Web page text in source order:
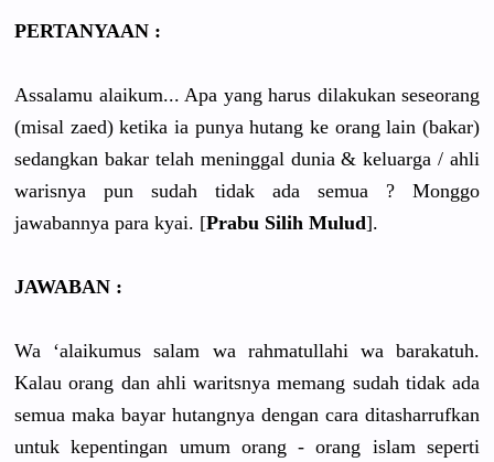
PERTANYAAN :
Assalamu alaikum... Apa yang harus dilakukan seseorang
(misal zaed) ketika ia punya hutang ke orang lain (bakar)
sedangkan bakar telah meninggal dunia & keluarga / ahli
warisnya pun sudah tidak ada semua ? Monggo
jawabannya para kyai. [Prabu Silih Mulud].
JAWABAN :
Wa ‘alaikumus salam wa rahmatullahi wa barakatuh.
Kalau orang dan ahli waritsnya memang sudah tidak ada
semua maka bayar hutangnya dengan cara ditasharrufkan
untuk kepentingan umum orang - orang islam seperti